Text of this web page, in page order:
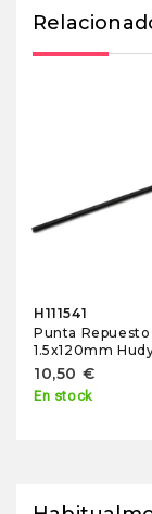
H111541
Punta Repuesto
1.5x120mm
10,50 €
En stock